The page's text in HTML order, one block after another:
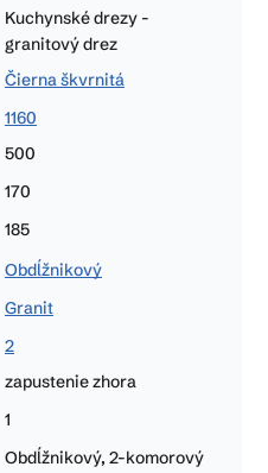
Kuchynské drezy -
granitový drez
Čierna škvrnitá
1160
500
170
185
Obdĺžnikový
Granit
2
zapustenie zhora
1
Obdĺžnikový, 2-komorový